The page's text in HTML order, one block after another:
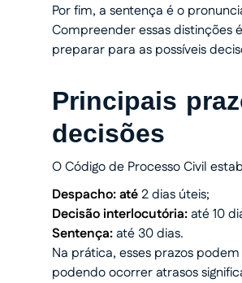
Por fim, a sentença é o
Compreender essas
preparar para as possíveis
Principais
decisões
O Código de Processo Civil
Despacho: até 2 dias úteis;
Decisão interlocutória:até 10
Sentença:até 30 dias.
Na prática, esses prazos
podendo ocorrer atrasos